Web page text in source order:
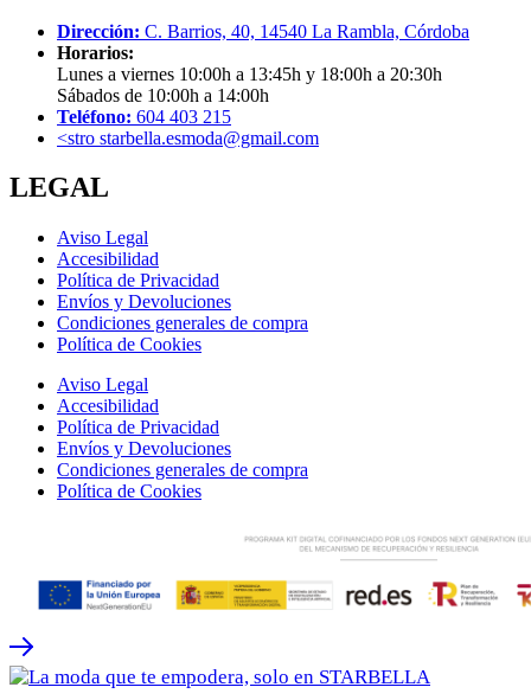
Dirección: C. Barrios, 40, 14540 La Rambla, Córdoba
Horarios:
Lunes a viernes 10:00h a 13:45h y 18:00h a 20:30h
Sábados de 10:00h a 14:00h
Teléfono: 604 403 215
<stro starbella.esmoda@gmail.com
LEGAL
Aviso Legal
Accesibilidad
Política de Privacidad
Envíos y Devoluciones
Condiciones generales de compra
Política de Cookies
Aviso Legal
Accesibilidad
Política de Privacidad
Envíos y Devoluciones
Condiciones generales de compra
Política de Cookies